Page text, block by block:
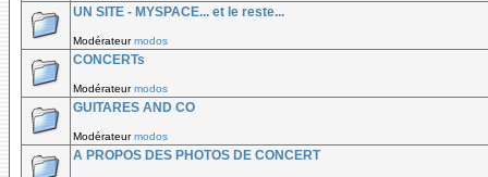
UN SITE - MYSPACE... et le reste...
Modérateurmodos
CONCERTs
Modérateurmodos
GUITARES AND CO
Modérateurmodos
A PROPOS DES PHOTOS DE CONCERT